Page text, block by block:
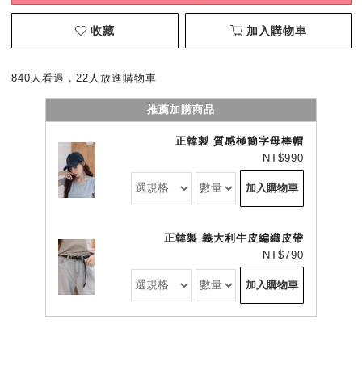
收藏 加入購物車
840人看過，22人放進購物車
推薦加購商品
正韓製 質感極簡字母棒帽
NT$990
加入購物車
正韓製 義大利牛皮編織皮帶
NT$790
加入購物車